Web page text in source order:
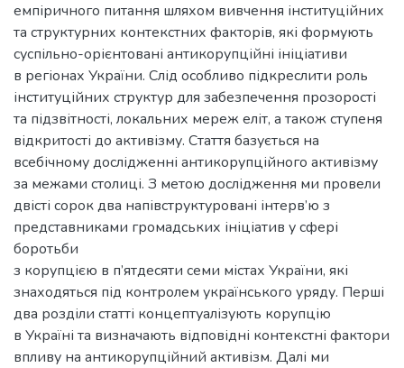
емпіричного питання шляхом вивчення інституційних
та структурних контекстних факторів, які формують
суспільно-орієнтовані антикорупційні ініціативи
в регіонах України. Слід особливо підкреслити роль
інституційних структур для забезпечення прозорості
та підзвітності, локальних мереж еліт, а також ступеня
відкритості до активізму. Стаття базується на
всебічному дослідженні антикорупційного активізму
за межами столиці. З метою дослідження ми провели
двісті сорок два напівструктуровані інтерв’ю з
представниками громадських ініціатив у сфері
боротьби
з корупцією в п’ятдесяти семи містах України, які
знаходяться під контролем українського уряду. Перші
два розділи статті концептуалізують корупцію
в Україні та визначають відповідні контекстні фактори
впливу на антикорупційний активізм. Далі ми